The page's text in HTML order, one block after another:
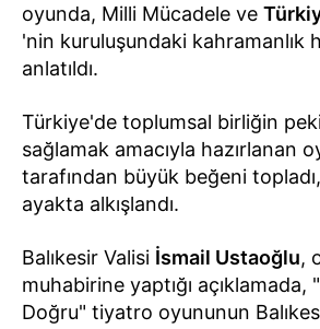
oyunda, Milli Mücadele ve
'nin kuruluşundaki kahramanlık
anlatıldı.
Türkiye'de toplumsal birliğin
sağlamak amacıyla hazırlanan
tarafından büyük beğeni
ayakta alkışlandı.
Balıkesir Valisi İsmail Ustaoğlu,
muhabirine yaptığı
Doğru" tiyatro oyununun